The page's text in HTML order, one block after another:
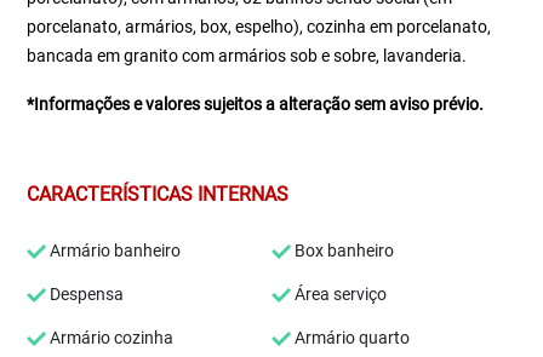
porcelanato, armários, box, espelho), cozinha em porcelanato,
bancada em granito com armários sob e sobre, lavanderia.
*Informações e valores sujeitos a alteração sem aviso prévio.
CARACTERÍSTICAS INTERNAS
Armário banheiro Box banheiro
Despensa Área serviço
Armário cozinha Armário quarto